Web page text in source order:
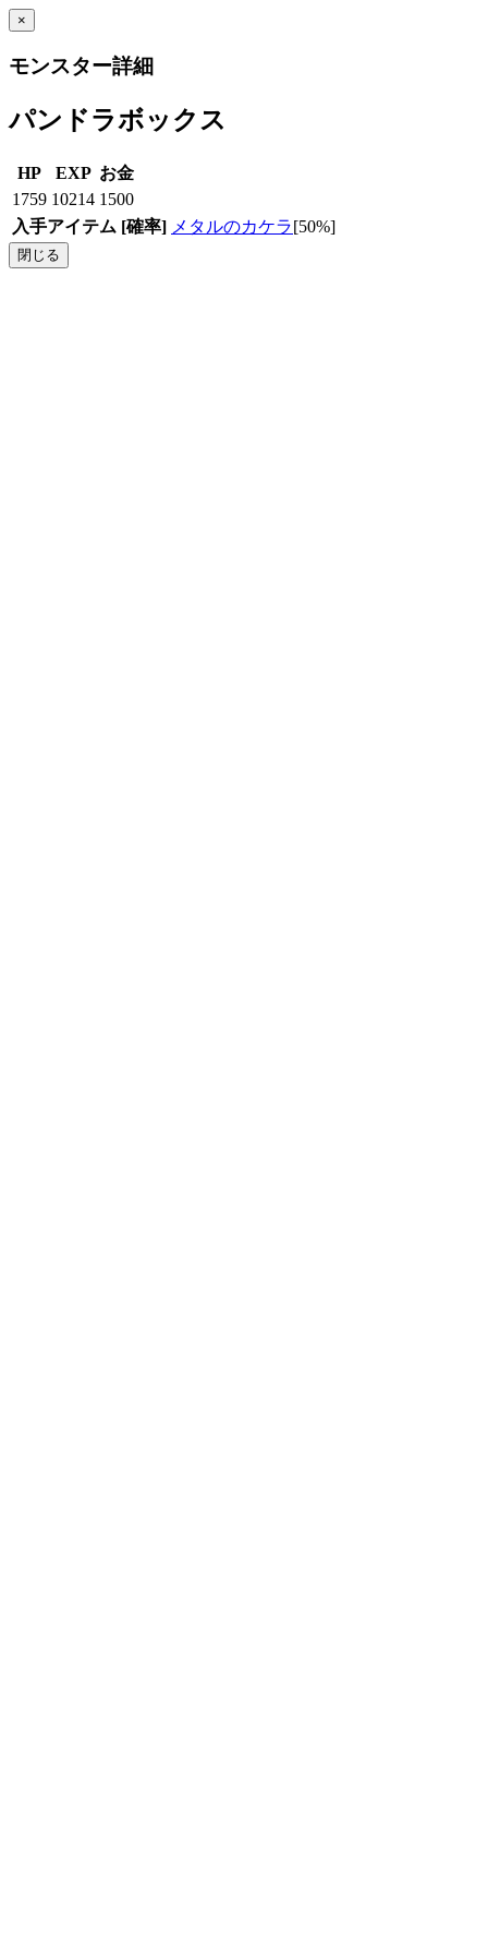
×
モンスター詳細
パンドラボックス
HP EXP お金
1759 10214 1500
入手アイテム [確率] メタルのカケラ[50%]
閉じる